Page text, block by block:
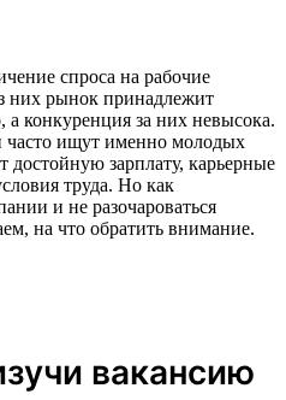
спроса на рабочие
них рынок принадлежит
а конкуренция за них невысока.
ищут именно молодых
зарплату, карьерные
труда. Но как
и не разочароваться
на что обратить внимание.
вакансию